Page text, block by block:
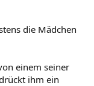
die Mädchen
einem seiner
ihm ein